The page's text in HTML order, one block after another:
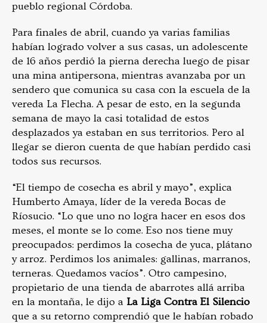
pueblo regional Córdoba.
Para finales de abril, cuando ya varias familias
habían logrado volver a sus casas, un adolescente
de 16 años perdió la pierna derecha luego de pisar
una mina antipersona, mientras avanzaba por un
sendero que comunica su casa con la escuela de la
vereda La Flecha. A pesar de esto, en la segunda
semana de mayo la casi totalidad de estos
desplazados ya estaban en sus territorios. Pero al
llegar se dieron cuenta de que habían perdido casi
todos sus recursos.
“El tiempo de cosecha es abril y mayo”, explica
Humberto Amaya, líder de la vereda Bocas de
Ríosucio. “Lo que uno no logra hacer en esos dos
meses, el monte se lo come. Eso nos tiene muy
preocupados: perdimos la cosecha de yuca, plátano
y arroz. Perdimos los animales: gallinas, marranos,
terneras. Quedamos vacíos”. Otro campesino,
propietario de una tienda de abarrotes allá arriba
en la montaña, le dijo a La Liga Contra El Silencio
que a su retorno comprendió que le habían robado